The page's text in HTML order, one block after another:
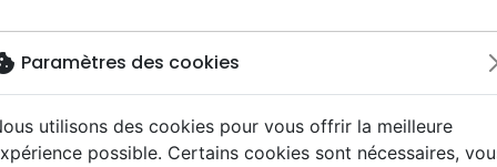
NouveautésBiblesCalendriersLivresJeunesse
Paramètres des cookies
utilisons des cookies pour vous offrir la meilleure
possible. Certains cookies sont nécessaires,